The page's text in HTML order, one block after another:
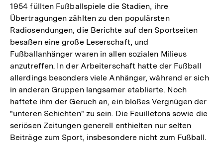
1954 füllten Fußballspiele die Stadien, ihre
Übertragungen zählten zu den populärsten
Radiosendungen, die Berichte auf den Sportseiten
besaßen eine große Leserschaft, und
Fußballanhänger waren in allen sozialen Milieus
anzutreffen. In der Arbeiterschaft hatte der Fußball
allerdings besonders viele Anhänger, während er sich
in anderen Gruppen langsamer etablierte. Noch
haftete ihm der Geruch an, ein bloßes Vergnügen der
"unteren Schichten" zu sein. Die Feuilletons sowie die
seriösen Zeitungen generell enthielten nur selten
Beiträge zum Sport, insbesondere nicht zum Fußball.